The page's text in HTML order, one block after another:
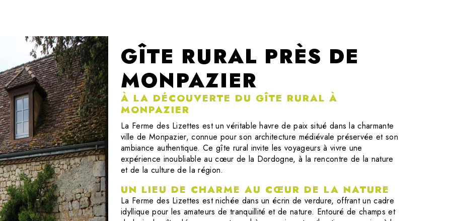
GÎTE RURAL PRÈS DE
MONPAZIER
À LA DÉCOUVERTE DU GÎTE RURAL À
MONPAZIER
La Ferme des Lizettes est un véritable havre de paix situé dans la charmante
ville de Monpazier, connue pour son architecture médiévale préservée et son
ambiance authentique. Ce gîte rural invite les voyageurs à vivre une
expérience inoubliable au cœur de la Dordogne, à la rencontre de la nature
et de la culture de la région.
UN LIEU DE CHARME AU CŒUR DE LA NATURE
La Ferme des Lizettes est nichée dans un écrin de verdure, offrant un cadre
idyllique pour les amateurs de tranquillité et de nature. Entouré de champs et